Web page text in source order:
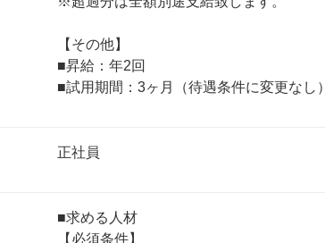
【その他】
■昇給：年2回
■試用期間：3ヶ月（待遇条件に変更なし）
正社員
■求める人材
【必須条件】